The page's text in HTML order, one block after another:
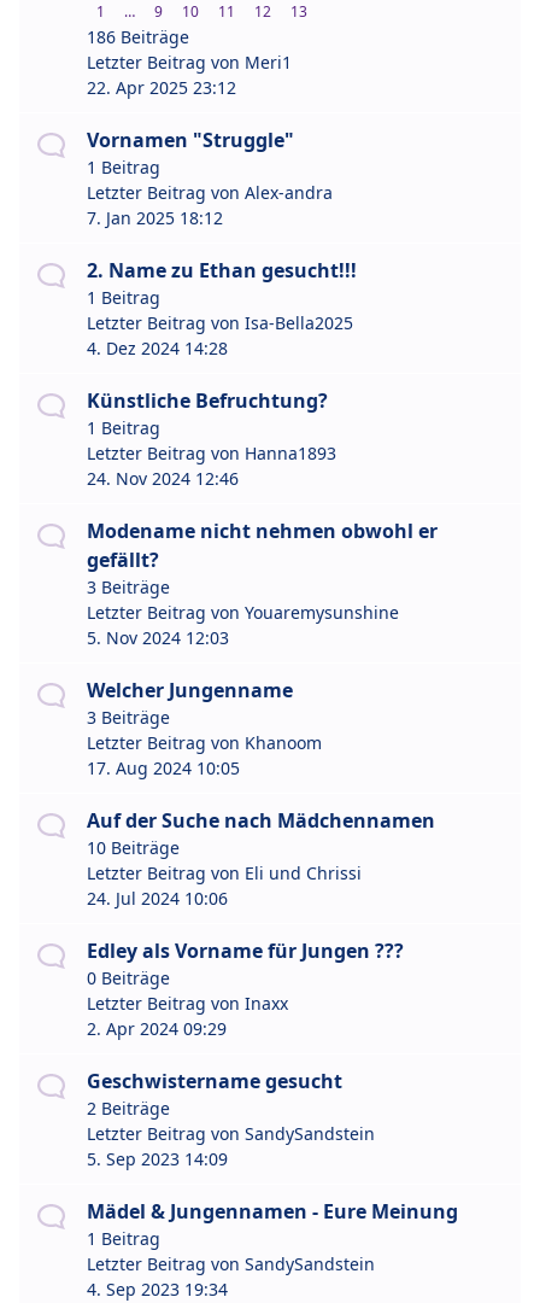
1 … 9 10 11 12 13
186 Beiträge
Letzter Beitrag von Meri1
22. Apr 2025 23:12
Vornamen "Struggle"
1 Beitrag
Letzter Beitrag von Alex-andra
7. Jan 2025 18:12
2. Name zu Ethan gesucht!!!
1 Beitrag
Letzter Beitrag von Isa-Bella2025
4. Dez 2024 14:28
Künstliche Befruchtung?
1 Beitrag
Letzter Beitrag von Hanna1893
24. Nov 2024 12:46
Modename nicht nehmen obwohl er
gefällt?
3 Beiträge
Letzter Beitrag von Youaremysunshine
5. Nov 2024 12:03
Welcher Jungenname
3 Beiträge
Letzter Beitrag von Khanoom
17. Aug 2024 10:05
Auf der Suche nach Mädchennamen
10 Beiträge
Letzter Beitrag von Eli und Chrissi
24. Jul 2024 10:06
Edley als Vorname für Jungen ???
0 Beiträge
Letzter Beitrag von Inaxx
2. Apr 2024 09:29
Geschwistername gesucht
2 Beiträge
Letzter Beitrag von SandySandstein
5. Sep 2023 14:09
Mädel & Jungennamen - Eure Meinung
1 Beitrag
Letzter Beitrag von SandySandstein
4. Sep 2023 19:34